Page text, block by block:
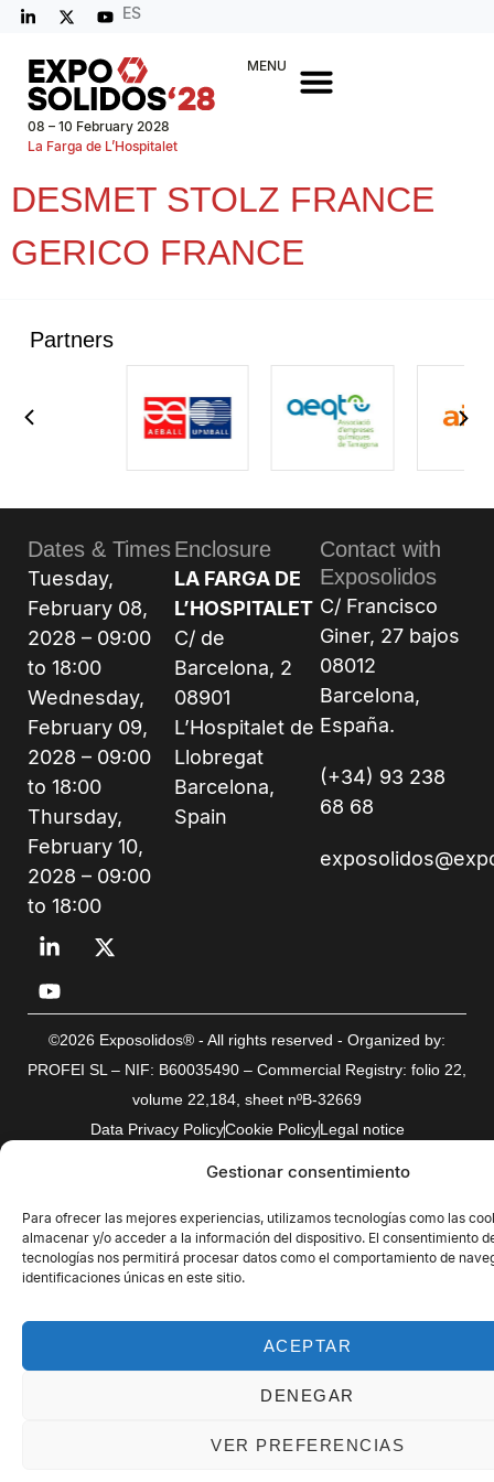
Gestionar consentimiento
Para ofrecer las mejores experiencias, utilizamos tecnologías como las
almacenar y/o acceder a la información del dispositivo. El consentimiento
tecnologías nos permitirá procesar datos como el comportamiento de
identificaciones únicas en este sitio.
ACEPTAR
DENEGAR
VER PREFERENCIAS
ES
08 – 10 February 2028
La Farga de L’Hospitalet
MENU
DESMET STOLZ FRANCE
GERICO FRANCE
Partners
Dates & Times
Tuesday,
February 08,
2028 – 09:00
to 18:00
Wednesday,
February 09,
2028 – 09:00
to 18:00
Thursday,
February 10,
2028 – 09:00
to 18:00
Enclosure
LA FARGA DE
L’HOSPITALET
C/ de
Barcelona, 2
08901
L’Hospitalet de
Llobregat
Barcelona,
Spain
Contact with
Exposolidos
C/ Francisco
Giner, 27 bajos
08012
Barcelona,
España.
(+34) 93 238
68 68
©2026 Exposolidos® - All rights reserved - Organized by:
PROFEI SL – NIF: B60035490 – Commercial Registry: folio 22,
volume 22,184, sheet nºB-32669
Data Privacy PolicyCookie PolicyLegal notice